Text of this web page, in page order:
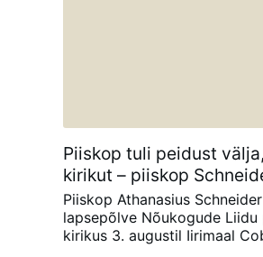
Piiskop tuli peidust
kirikut – piiskop
Piiskop Athanasius
lapsepõlve Nõukogude Liidu
kirikus 3. augustil Iirimaal